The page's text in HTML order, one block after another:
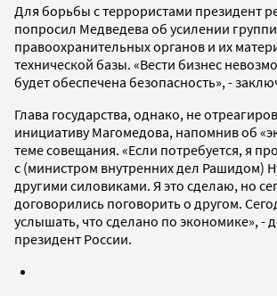
Для борьбы с террористами президент
попросил Медведева об усилении
правоохранительных органов и их
технической базы. «Вести бизнес
будет обеспечена безопасность», -
Глава государства, однако, не
инициативу Магомедова, напомнив об
теме совещания. «Если потребуется, я
с (министром внутренних дел Рашидом)
другими силовиками. Я это сделаю, но
договорились поговорить о другом.
услышать, что сделано по экономике», -
президент России.